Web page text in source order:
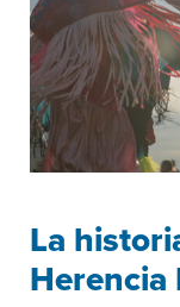
La
Herencia